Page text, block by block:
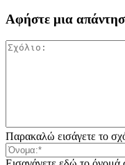
Αφήστε μια
Παρακαλώ εισάγετε το